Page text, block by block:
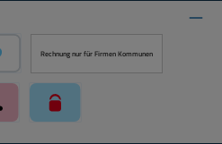
Bezahlen über PayPal
Rechnung nur für Firmen Kommunen